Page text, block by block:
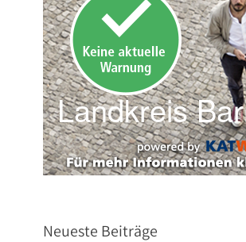
Neueste Beiträge